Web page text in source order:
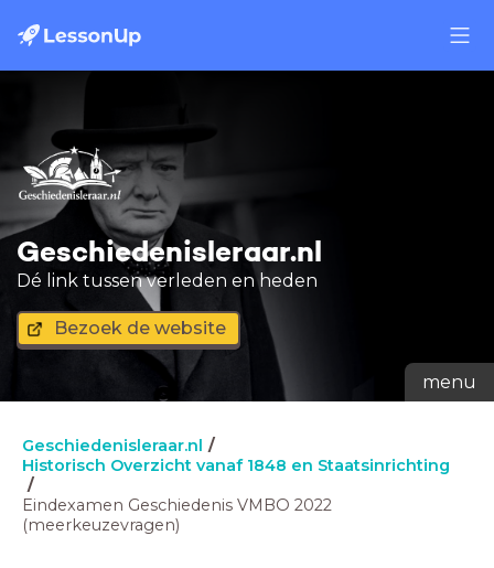
Geschiedenisleraar.nl
Dé link tussen verleden en heden
Bezoek de website
menu
Geschiedenisleraar.nl
Historisch Overzicht vanaf 1848 en Staatsinrichting
Eindexamen Geschiedenis VMBO 2022
(meerkeuzevragen)